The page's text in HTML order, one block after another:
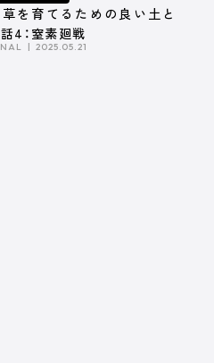
を育てるための良い土と
4：窒素廻戦
2025.05.21